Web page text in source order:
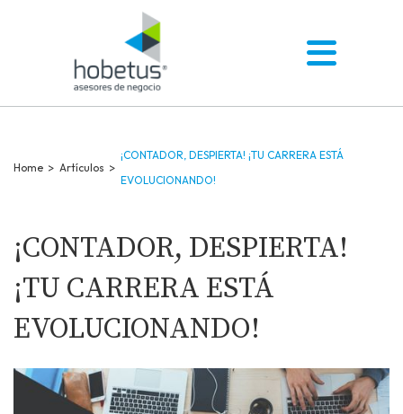
Home > Artículos >
¡CONTADOR, DESPIERTA! ¡TU CARRERA ESTÁ
EVOLUCIONANDO!
¡CONTADOR, DESPIERTA!
¡TU CARRERA ESTÁ
EVOLUCIONANDO!